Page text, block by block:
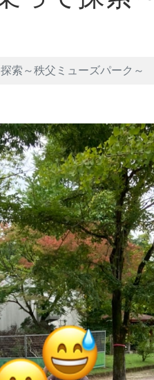
索～秩父ミューズパーク～